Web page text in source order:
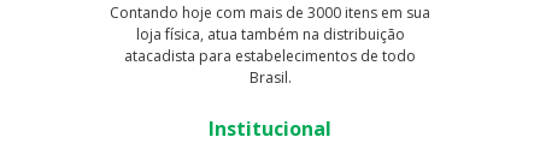
Contando hoje com mais de 3000 itens em sua
loja física, atua também na distribuição
atacadista para estabelecimentos de todo
Brasil.
Institucional